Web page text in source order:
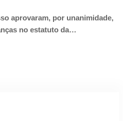
aprovaram, por unanimidade,
no estatuto da…